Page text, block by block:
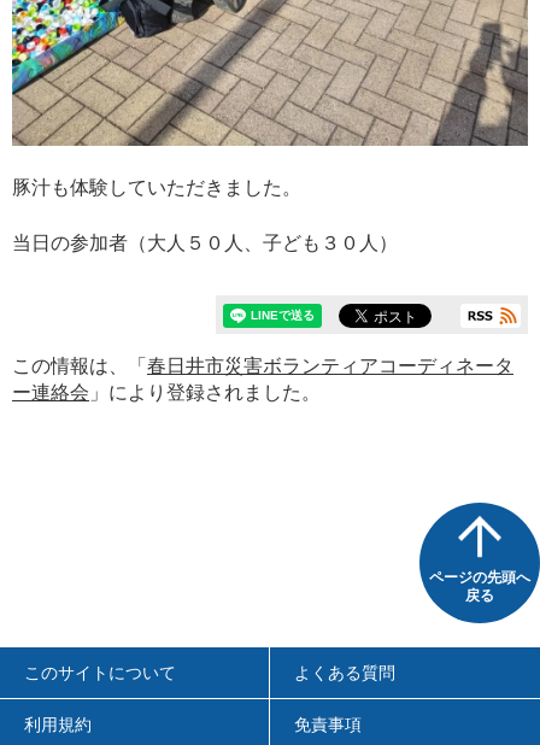
豚汁も体験していただきました。
当日の参加者（大人５０人、子ども３０人）
この情報は、「 春日井市災害ボランティアコーディネータ
ー連絡会 」により登録されました。
ページの先頭へ
戻る
このサイトについて よくある質問
利用規約 免責事項